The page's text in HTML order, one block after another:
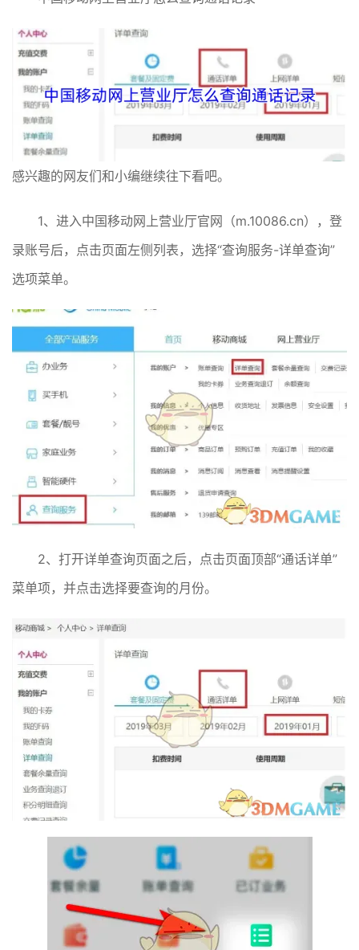
感兴趣的网友们和小编继续往下看吧。
1、进入中国移动网上营业厅官网（m.10086.cn），登
录账号后，点击页面左侧列表，选择“查询服务-详单查询”
选项菜单。
2、打开详单查询页面之后，点击页面顶部“通话详单”
菜单项，并点击选择要查询的月份。